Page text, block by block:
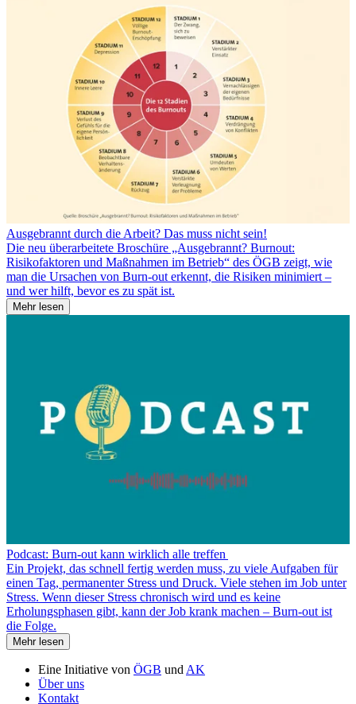
Ausgebrannt durch die Arbeit? Das muss nicht sein!
Die neu überarbeitete Broschüre „Ausgebrannt? Burnout:
Risikofaktoren und Maßnahmen im Betrieb“ des ÖGB zeigt, wie
man die Ursachen von Burn-out erkennt, die Risiken minimiert –
und wer hilft, bevor es zu spät ist.
Mehr lesen
Podcast: Burn-out kann wirklich alle treffen
Ein Projekt, das schnell fertig werden muss, zu viele Aufgaben für
einen Tag, permanenter Stress und Druck. Viele stehen im Job unter
Stress. Wenn dieser Stress chronisch wird und es keine
Erholungsphasen gibt, kann der Job krank machen – Burn-out ist
die Folge.
Mehr lesen
Eine Initiative von ÖGB und AK
Über uns
Kontakt